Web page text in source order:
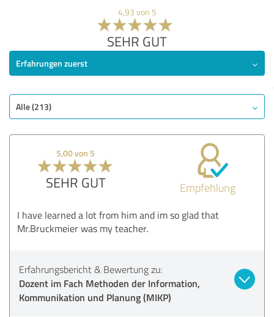
4,93 von 5
SEHR GUT
Erfahrungen zuerst
Alle (213)
5,00 von 5
SEHR GUT Empfehlung
I have learned a lot from him and im so glad that
Mr.Bruckmeier was my teacher.
Erfahrungsbericht & Bewertung zu:
Dozent im Fach Methoden der Information,
Kommunikation und Planung (MIKP)